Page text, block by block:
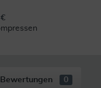
Bewertungen 0